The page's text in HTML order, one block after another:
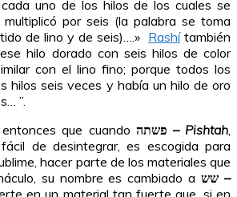
uno de los hilos de los cuales se
por seis (la palabra se toma
de lino y de seis)….» Rashítambién
hilo dorado con seis hilos de color
con el lino fino; porque todos los
hilos seis veces y había un hilo de oro
”.
que cuando
פשתה – Pishtah,
de desintegrar, es escogida para
hacer parte de los materiales que
su nombre es cambiado a
שש –